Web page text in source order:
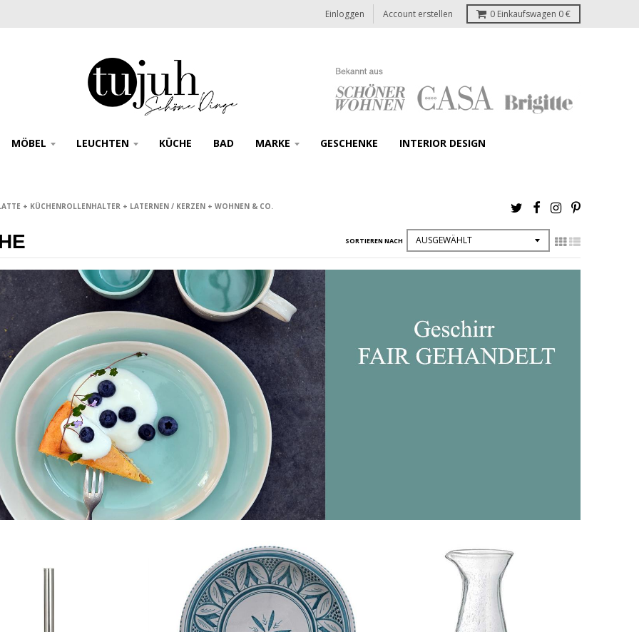
Einloggen Account erstellen 0 Einkaufswagen 0 €
MÖBEL LEUCHTEN KÜCHE BAD MARKE GESCHENKE INTERIOR DESIGN
+ KÜCHENROLLENHALTER + LATERNEN / KERZEN + WOHNEN & CO.
SORTIEREN NACH